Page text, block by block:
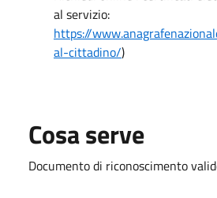
al servizio:
https://
al-cittadino/)
Cosa serve
Documento di riconoscimento